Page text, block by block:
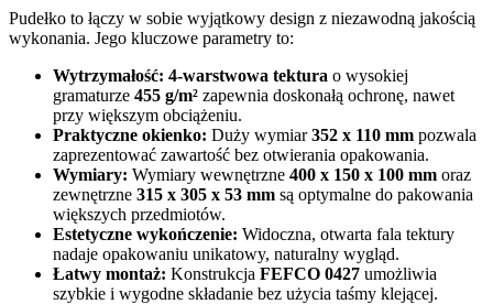
Pudełko to łączy w sobie wyjątkowy design z niezawodną jakością
wykonania. Jego kluczowe parametry to:
Wytrzymałość: 4-warstwowa tektura o wysokiej
gramaturze 455 g/m² zapewnia doskonałą ochronę, nawet
przy większym obciążeniu.
Praktyczne okienko: Duży wymiar352 x 110 mm pozwala
zaprezentować zawartość bez otwierania opakowania.
Wymiary: Wymiary wewnętrzne 400 x 150 x 100 mm oraz
zewnętrzne 315 x 305 x 53 mm są optymalne do pakowania
większych przedmiotów.
Estetyczne wykończenie: Widoczna, otwarta fala tektury
nadaje opakowaniu unikatowy, naturalny wygląd.
Łatwy montaż: Konstrukcja FEFCO 0427 umożliwia
szybkie i wygodne składanie bez użycia taśmy klejącej.